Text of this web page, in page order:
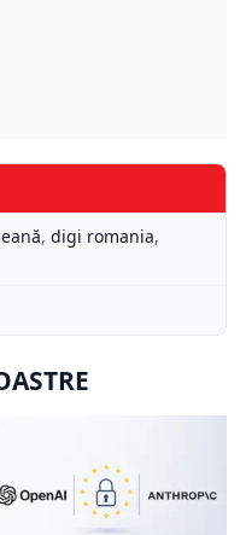
, digi romania,